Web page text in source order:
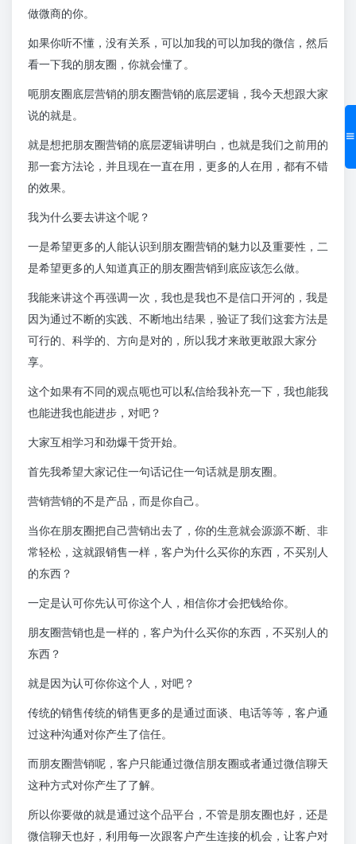
做微商的你。
如果你听不懂，没有关系，可以加我的可以加我的微信，然后
看一下我的朋友圈，你就会懂了。
呃朋友圈底层营销的朋友圈营销的底层逻辑，我今天想跟大家
说的就是。
就是想把朋友圈营销的底层逻辑讲明白，也就是我们之前用的
那一套方法论，并且现在一直在用，更多的人在用，都有不错
的效果。
我为什么要去讲这个呢？
一是希望更多的人能认识到朋友圈营销的魅力以及重要性，二
是希望更多的人知道真正的朋友圈营销到底应该怎么做。
我能来讲这个再强调一次，我也是我也不是信口开河的，我是
因为通过不断的实践、不断地出结果，验证了我们这套方法是
可行的、科学的、方向是对的，所以我才来敢更敢跟大家分
享。
这个如果有不同的观点呃也可以私信给我补充一下，我也能我
也能进我也能进步，对吧？
大家互相学习和劲爆干货开始。
首先我希望大家记住一句话记住一句话就是朋友圈。
营销营销的不是产品，而是你自己。
当你在朋友圈把自己营销出去了，你的生意就会源源不断、非
常轻松，这就跟销售一样，客户为什么买你的东西，不买别人
的东西？
一定是认可你先认可你这个人，相信你才会把钱给你。
朋友圈营销也是一样的，客户为什么买你的东西，不买别人的
东西？
就是因为认可你你这个人，对吧？
传统的销售传统的销售更多的是通过面谈、电话等等，客户通
过这种沟通对你产生了信任。
而朋友圈营销呢，客户只能通过微信朋友圈或者通过微信聊天
这种方式对你产生了了解。
所以你要做的就是通过这个品平台，不管是朋友圈也好，还是
微信聊天也好，利用每一次跟客户产生连接的机会，让客户对